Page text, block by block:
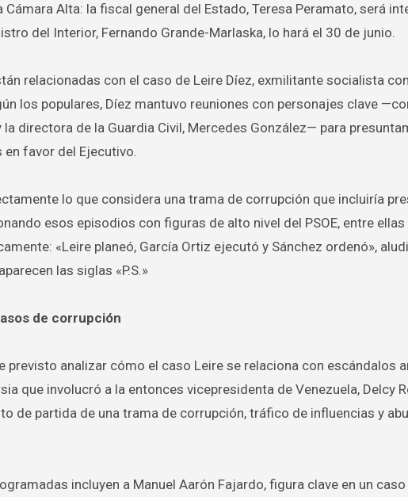
Alta: la fiscal general del Estado, Teresa Peramato, será
del Interior, Fernando Grande-Marlaska, lo hará el 30 de junio.
relacionadas con el caso de Leire Díez, exmilitante socialista
los populares, Díez mantuvo reuniones con personajes clave
la directora de la Guardia Civil, Mercedes González— para
favor del Ejecutivo.
lo que considera una trama de corrupción que incluiría
esos episodios con figuras de alto nivel del PSOE, entre
«Leire planeó, García Ortiz ejecutó y Sánchez ordenó»,
las siglas «P.S.»
de corrupción
previsto analizar cómo el caso Leire se relaciona con escándalos
que involucró a la entonces vicepresidenta de Venezuela, Delcy
de partida de una trama de corrupción, tráfico de influencias y
incluyen a Manuel Aarón Fajardo, figura clave en un